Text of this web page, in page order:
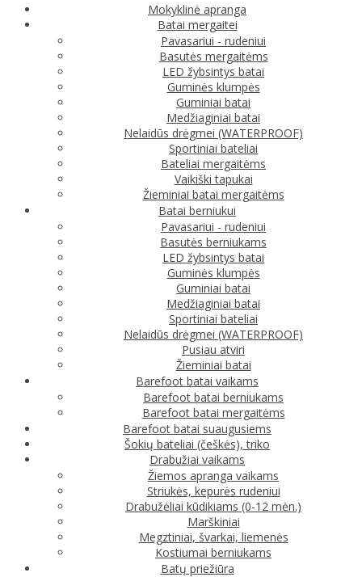
Mokyklinė apranga
Batai mergaitei
Pavasariui - rudeniui
Basutės mergaitėms
LED žybsintys batai
Guminės klumpės
Guminiai batai
Medžiaginiai batai
Nelaidūs drėgmei (WATERPROOF)
Sportiniai bateliai
Bateliai mergaitėms
Vaikiški tapukai
Žieminiai batai mergaitėms
Batai berniukui
Pavasariui - rudeniui
Basutės berniukams
LED žybsintys batai
Guminės klumpės
Guminiai batai
Medžiaginiai batai
Sportiniai bateliai
Nelaidūs drėgmei (WATERPROOF)
Pusiau atviri
Žieminiai batai
Barefoot batai vaikams
Barefoot batai berniukams
Barefoot batai mergaitėms
Barefoot batai suaugusiems
Šokių bateliai (češkės), triko
Drabužiai vaikams
Žiemos apranga vaikams
Striukės, kepurės rudeniui
Drabužėliai kūdikiams (0-12 mėn.)
Marškiniai
Megztiniai, švarkai, liemenės
Kostiumai berniukams
Batų priežiūra